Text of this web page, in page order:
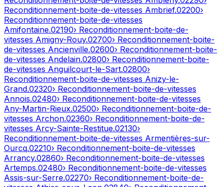
Reconditionnement-boite-de-vitesses Ambrief.02200›
Reconditionnement-boite-de-vitesses
Amifontaine.02190› Reconditionnement-boite-de-
vitesses Amigny-Rouy.02700› Reconditionnement-boite-
de-vitesses Ancienville.02600› Reconditionnement-boite-
de-vitesses Andelain.02800› Reconditionnement-boite-
de-vitesses Anguilcourt-le-Sart.02800›
Reconditionnement-boite-de-vitesses Anizy-le-
Grand.02320› Reconditionnement-boite-de-vitesses
Annois.02480› Reconditionnement-boite-de-vitesses
Any-Martin-Rieux.02500› Reconditionnement-boite-de-
vitesses Archon.02360› Reconditionnement-boite-de-
vitesses Arcy-Sainte-Restitue.02130›
Reconditionnement-boite-de-vitesses Armentières-sur-
Ourcq.02210› Reconditionnement-boite-de-vitesses
Arrancy.02860› Reconditionnement-boite-de-vitesses
Artemps.02480› Reconditionnement-boite-de-vitesses
Assis-sur-Serre.02270› Reconditionnement-boite-de-